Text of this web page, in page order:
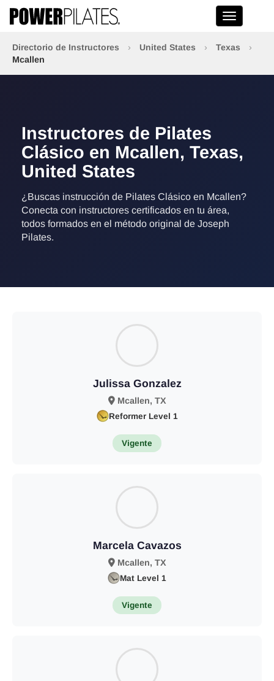
Toggle
Directorio de Instructores › United States › Texas
›
Mcallen
Instructores de Pilates
Clásico en Mcallen, Texas,
United States
¿Buscas instrucción de Pilates Clásico en Mcallen?
Conecta con instructores certificados en tu área,
todos formados en el método original de Joseph
Pilates.
Julissa Gonzalez
Mcallen, TX
Reformer Level 1
Vigente
Marcela Cavazos
Mcallen, TX
Mat Level 1
Vigente